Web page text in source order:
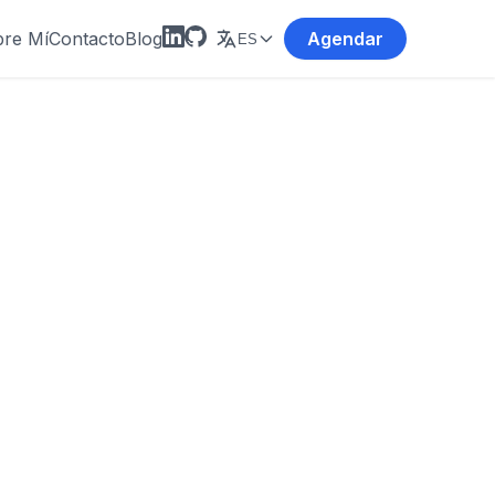
MíContactoBlog ES Agendar